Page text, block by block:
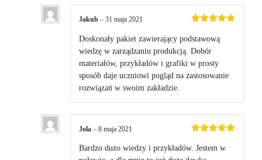
na 5
Jakub – 31 maja 2021
Doskonały pakiet zawierający podstawową
wiedzę w zarządzaniu produkcją. Dobór
materiałów, przykładów i grafiki w prosty
sposób daje uczniowi pogląd na zastosowanie
rozwiązań w swoim zakładzie.
na 5
Jola – 8 maja 2021
Bardzo dużo wiedzy i przykładów. Jestem w